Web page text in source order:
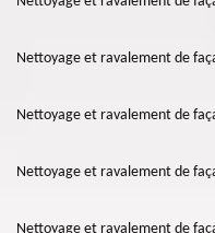
Nettoyage et ravalement de
Nettoyage et ravalement de
Nettoyage et ravalement de
Nettoyage et ravalement de